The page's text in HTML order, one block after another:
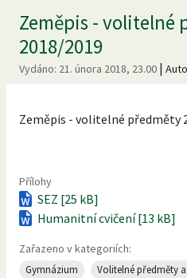
Zeměpis - volitelné
2018/2019
Vydáno: 21. února 2018, 23.00 |
Zeměpis - volitelné předměty
Přílohy
SEZ [25 kB]
Humanitní cvičení [13 kB]
Zařazeno v kategoriích:
Gymnázium Volitelné předměty